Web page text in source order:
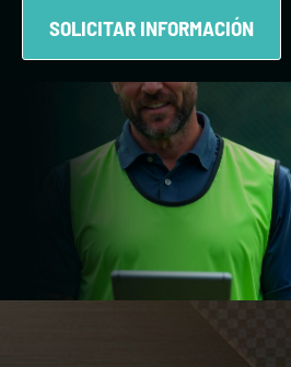
SOLICITAR INFORMACIÓN